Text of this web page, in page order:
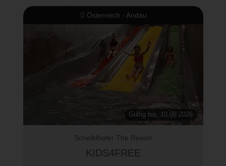
Österreich - Andau
Gültig bis: 10.09.2026
Scheiblhofer The Resort
KIDS4FREE